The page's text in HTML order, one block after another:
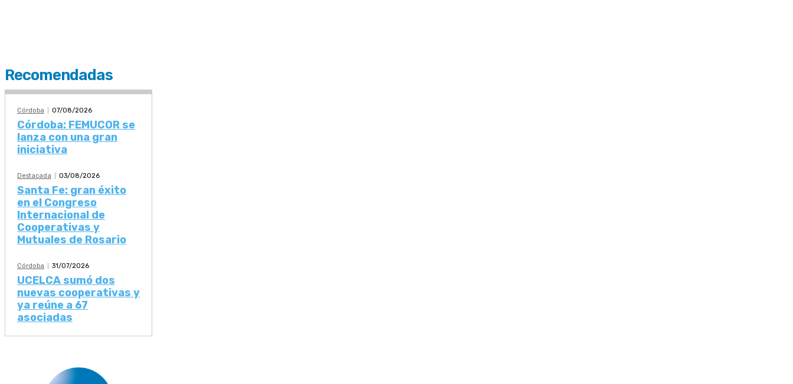
Recomendadas
Córdoba 07/08/2026
Córdoba: FEMUCOR se
lanza con una gran
iniciativa
Destacada 03/08/2026
Santa Fe: gran éxito
en el Congreso
Internacional de
Cooperativas y
Mutuales de Rosario
Córdoba 31/07/2026
UCELCA sumó dos
nuevas cooperativas y
ya reúne a 67
asociadas